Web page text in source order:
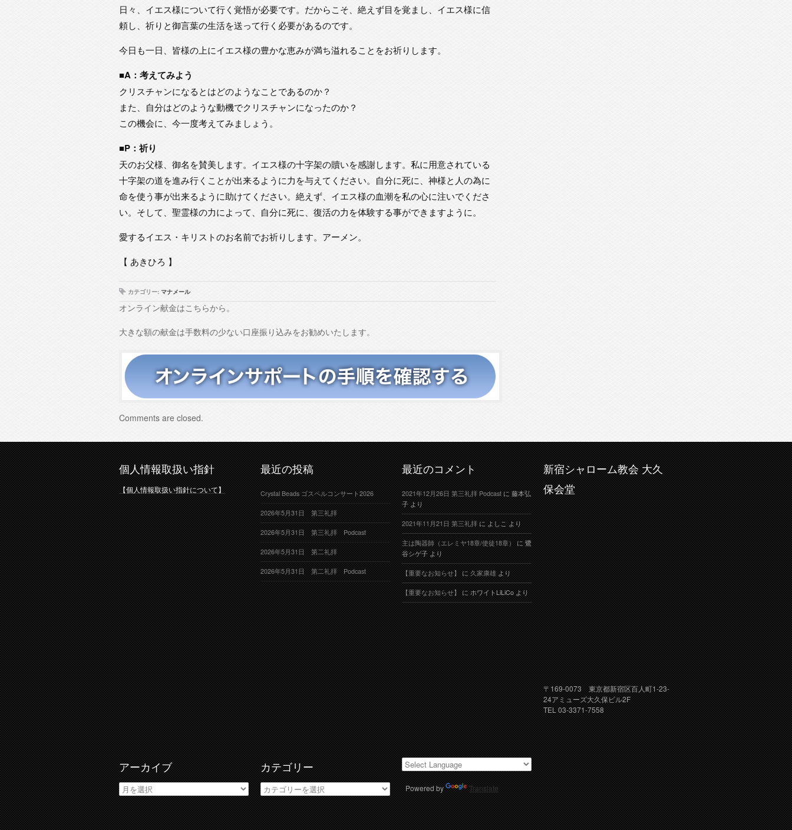
日々、イエス様について行く覚悟が必要です。だからこそ、絶えず目を覚まし、イエス様に信
頼し、祈りと御言葉の生活を送って行く必要があるのです。
今日も一日、皆様の上にイエス様の豊かな恵みが満ち溢れることをお祈りします。
■A：考えてみよう
クリスチャンになるとはどのようなことであるのか？
また、自分はどのような動機でクリスチャンになったのか？
この機会に、今一度考えてみましょう。
■P：祈り
天のお父様、御名を賛美します。イエス様の十字架の贖いを感謝します。私に用意されている
十字架の道を進み行くことが出来るように力を与えてください。自分に死に、神様と人の為に
命を使う事が出来るように助けてください。絶えず、イエス様の血潮を私の心に注いでくださ
い。そして、聖霊様の力によって、自分に死に、復活の力を体験する事ができますように。
愛するイエス・キリストのお名前でお祈りします。アーメン。
【 あきひろ 】
カテゴリー: マナメール
オンライン献金はこちらから。
大きな額の献金は手数料の少ない口座振り込みをお勧めいたします。
Comments are closed.
個人情報取扱い指針
【個人情報取扱い指針について】
最近の投稿
Crystal Beads ゴスペルコンサート2026
2026年5月31日 第三礼拝
2026年5月31日 第三礼拝 Podcast
2026年5月31日 第二礼拝
2026年5月31日 第二礼拝 Podcast
最近のコメント
2021年12月26日 第三礼拝 Podcastに藤本弘
子より
2021年11月21日 第三礼拝によしこより
主は陶器師（エレミヤ18章/使徒18章）に鷺
谷シゲ子より
【重要なお知らせ】に久家康雄より
【重要なお知らせ】にホワイトLiLiCoより
新宿シャローム教会 大久
保会堂
〒169-0073 東京都新宿区百人町1-23-
24アミューズ大久保ビル2F
TEL 03-3371-7558
アーカイブ
ア
ー
カ
イ
カテゴリー
カ
テ
ゴ
リ
Powered by Translate